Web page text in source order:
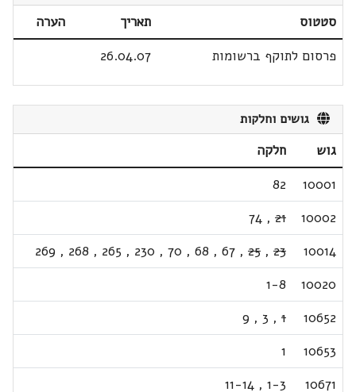
סטטוס תאריך
הערה
פרסום לתוקף ברשומות
26.04.07
גושים וחלקות
גוש
חלקה
10001
82
10002
21
,
74
10014
23
,
25
,
67
,
68
,
70
,
230
,
265
,
268
,
269
10020
1-8
10652
1
,
3
,
9
10653
1
10671
1-3
,
11-14